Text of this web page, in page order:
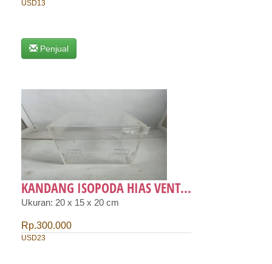
USD13
Penjual
KANDANG ISOPODA HIAS VENT...
Ukuran: 20 x 15 x 20 cm
Rp.300.000
USD23